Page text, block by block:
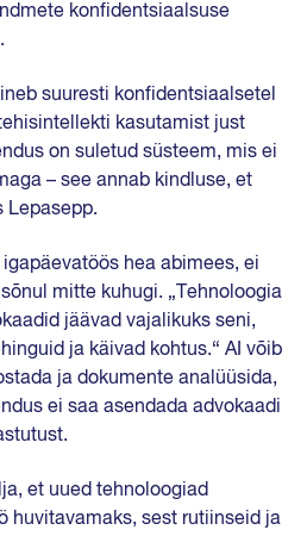
konfidentsiaalsuse
suuresti konfidentsiaalsetel
kasutamist just
on suletud süsteem, mis ei
– see annab kindluse, et
Lepasepp.
hea abimees, ei
mitte kuhugi. „Tehnoloogia
jäävad vajalikuks seni,
ja käivad kohtus.“ AI võib
ja dokumente analüüsida,
ei saa asendada advokaadi
et uued tehnoloogiad
huvitavamaks, sest rutiinseid ja